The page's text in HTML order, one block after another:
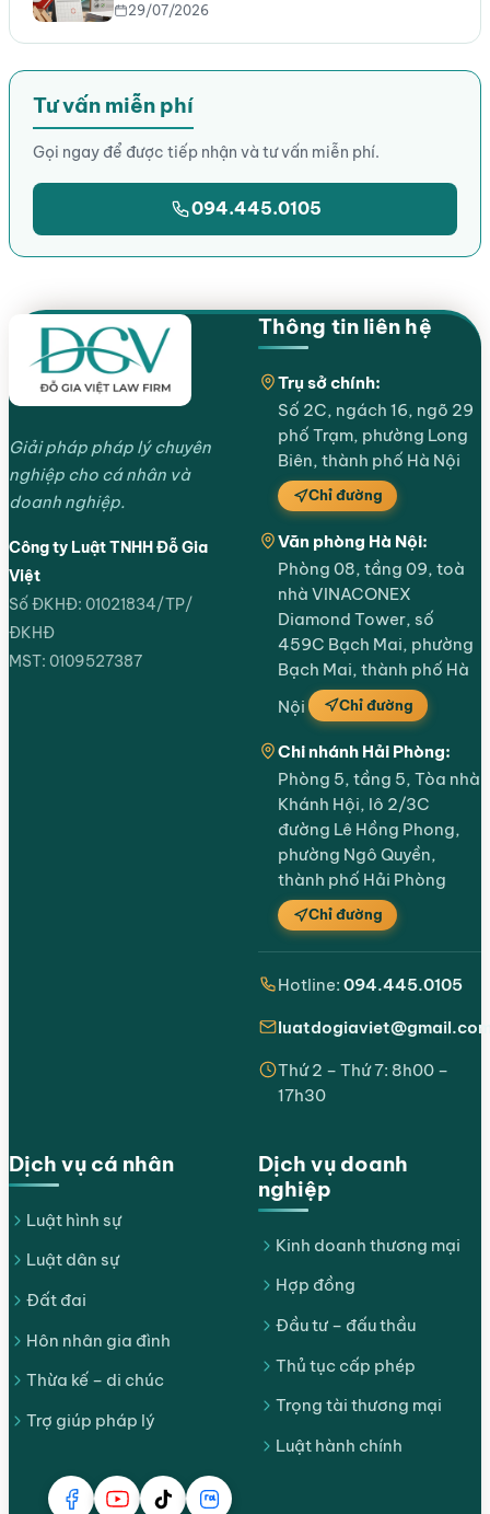
29/07/2026
Tư vấn miễn phí
Gọi ngay để được tiếp nhận và tư vấn miễn phí.
094.445.0105
Giải pháp pháp lý chuyên
nghiệp cho cá nhân và
doanh nghiệp.
Công ty Luật TNHH Đỗ Gia
Việt
Số ĐKHĐ: 01021834/TP/
ĐKHĐ
MST: 0109527387
Dịch vụ cá nhân
Luật hình sự
Luật dân sự
Đất đai
Hôn nhân gia đình
Thừa kế – di chúc
Trợ giúp pháp lý
Dịch vụ doanh
nghiệp
Kinh doanh thương mại
Hợp đồng
Đầu tư – đấu thầu
Thủ tục cấp phép
Trọng tài thương mại
Luật hành chính
Thông tin liên hệ
Trụ sở chính:
Số 2C, ngách 16, ngõ 29
phố Trạm, phường Long
Biên, thành phố Hà Nội
Chỉ đường
Văn phòng Hà Nội:
Phòng 08, tầng 09, toà
nhà VINACONEX
Diamond Tower, số
459C Bạch Mai, phường
Bạch Mai, thành phố Hà
Nội
Chỉ đường
Chi nhánh Hải Phòng:
Phòng 5, tầng 5, Tòa nhà
Khánh Hội, lô 2/3C
đường Lê Hồng Phong,
phường Ngô Quyền,
thành phố Hải Phòng
Chỉ đường
Hotline: 094.445.0105
Thứ 2 – Thứ 7: 8h00 –
17h30